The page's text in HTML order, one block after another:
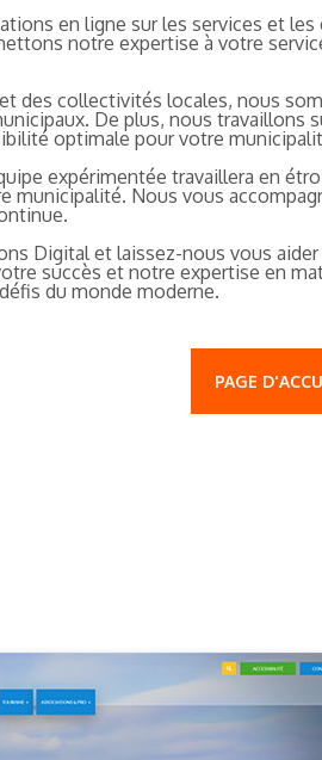
en ligne sur les services et
notre expertise à votre
des collectivités locales, nous
De plus, nous travaillons
optimale pour votre
expérimentée travaillera en
Nous vous
Digital et laissez-nous vous
succès et notre expertise en
du monde moderne.
PAGE